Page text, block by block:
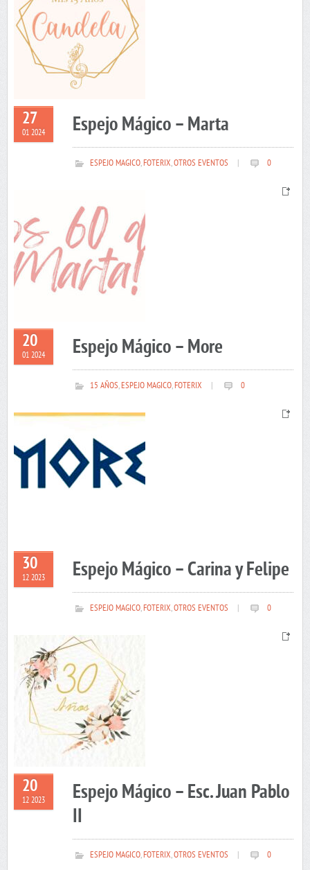
27
01 2024 Espejo Mágico – Marta
ESPEJO MAGICO,FOTERIX,OTROS EVENTOS 0
20
01 2024 Espejo Mágico – More
15 AÑOS,ESPEJO MAGICO,FOTERIX 0
30
12 2023 Espejo Mágico – Carina y Felipe
ESPEJO MAGICO,FOTERIX,OTROS EVENTOS 0
20
12 2023
Espejo Mágico – Esc. Juan Pablo
II
ESPEJO MAGICO,FOTERIX,OTROS EVENTOS 0